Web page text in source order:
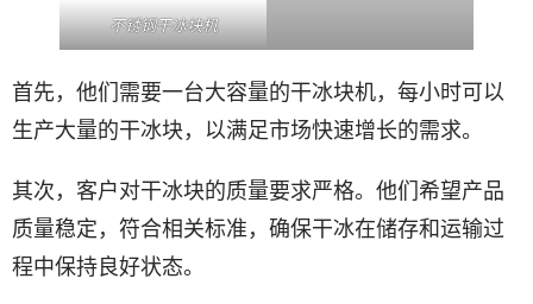
不锈钢干冰块机
首先，他们需要一台大容量的干冰块机，每小时可以
生产大量的干冰块，以满足市场快速增长的需求。
其次，客户对干冰块的质量要求严格。他们希望产品
质量稳定，符合相关标准，确保干冰在储存和运输过
程中保持良好状态。